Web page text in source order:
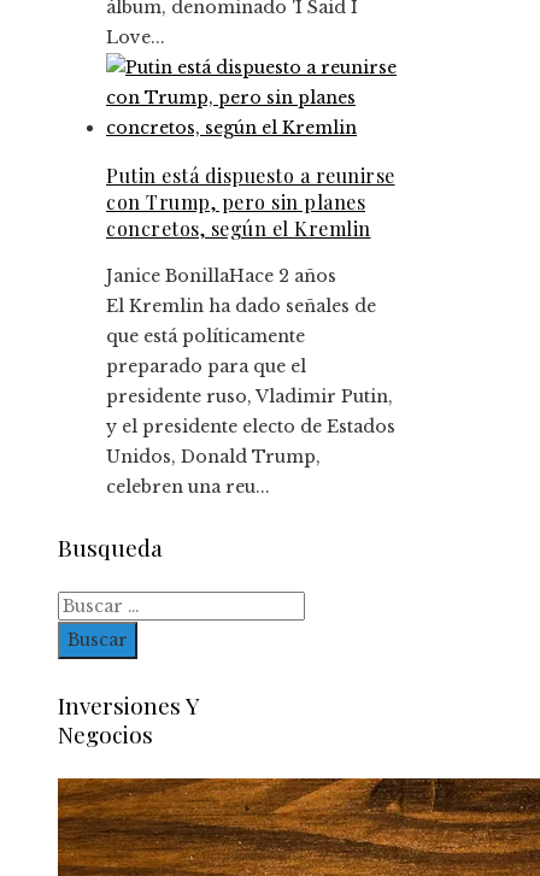
álbum, denominado 'I Said I
Love...
Putin está dispuesto a reunirse
con Trump, pero sin planes
concretos, según el Kremlin
Janice BonillaHace 2 años
El Kremlin ha dado señales de
que está políticamente
preparado para que el
presidente ruso, Vladimir Putin,
y el presidente electo de Estados
Unidos, Donald Trump,
celebren una reu...
Busqueda
Buscar:
Inversiones Y
Negocios